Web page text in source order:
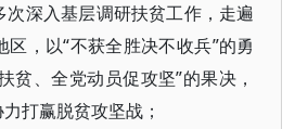
次深入基层调研扶贫工作，走遍
，以“不获全胜决不收兵”的勇
贫、全党动员促攻坚”的果决，
打赢脱贫攻坚战；